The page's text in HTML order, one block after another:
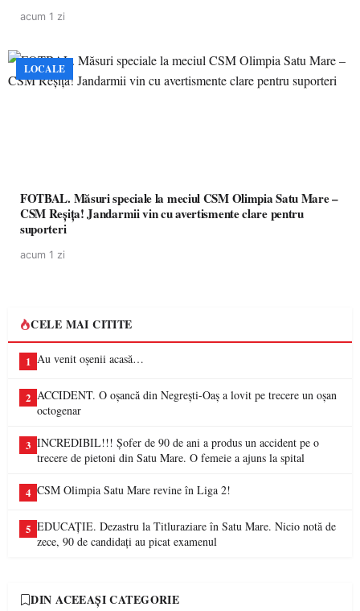
acum 1 zi
LOCALE
FOTBAL. Măsuri speciale la meciul CSM Olimpia Satu Mare –
CSM Reșița! Jandarmii vin cu avertismente clare pentru
suporteri
acum 1 zi
CELE MAI CITITE
1 Au venit oșenii acasă…
2 ACCIDENT. O oșancă din Negrești-Oaș a lovit pe trecere un oșan
octogenar
3 INCREDIBIL!!! Șofer de 90 de ani a produs un accident pe o
trecere de pietoni din Satu Mare. O femeie a ajuns la spital
4 CSM Olimpia Satu Mare revine în Liga 2!
5 EDUCAȚIE. Dezastru la Titluraziare în Satu Mare. Nicio notă de
zece, 90 de candidați au picat examenul
DIN ACEEAȘI CATEGORIE